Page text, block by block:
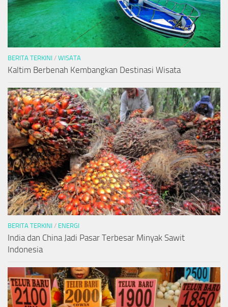
BERITA TERKINI / WISATA
Kaltim Berbenah Kembangkan Destinasi Wisata
BERITA TERKINI / ENERGI
India dan China Jadi Pasar Terbesar Minyak Sawit
Indonesia